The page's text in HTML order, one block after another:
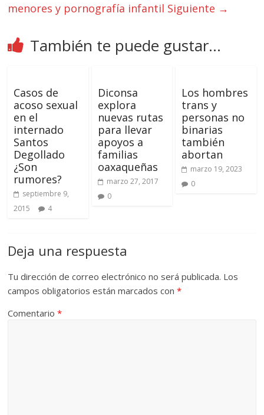
menores y pornografía infantil Siguiente →
También te puede gustar...
Casos de
acoso sexual
en el
internado
Santos
Degollado
¿Son
rumores?
septiembre 9,
2015
4
Diconsa
explora
nuevas rutas
para llevar
apoyos a
familias
oaxaqueñas
marzo 27, 2017
0
Los hombres
trans y
personas no
binarias
también
abortan
marzo 19, 2023
0
Deja una respuesta
Tu dirección de correo electrónico no será publicada. Los
campos obligatorios están marcados con*
Comentario*